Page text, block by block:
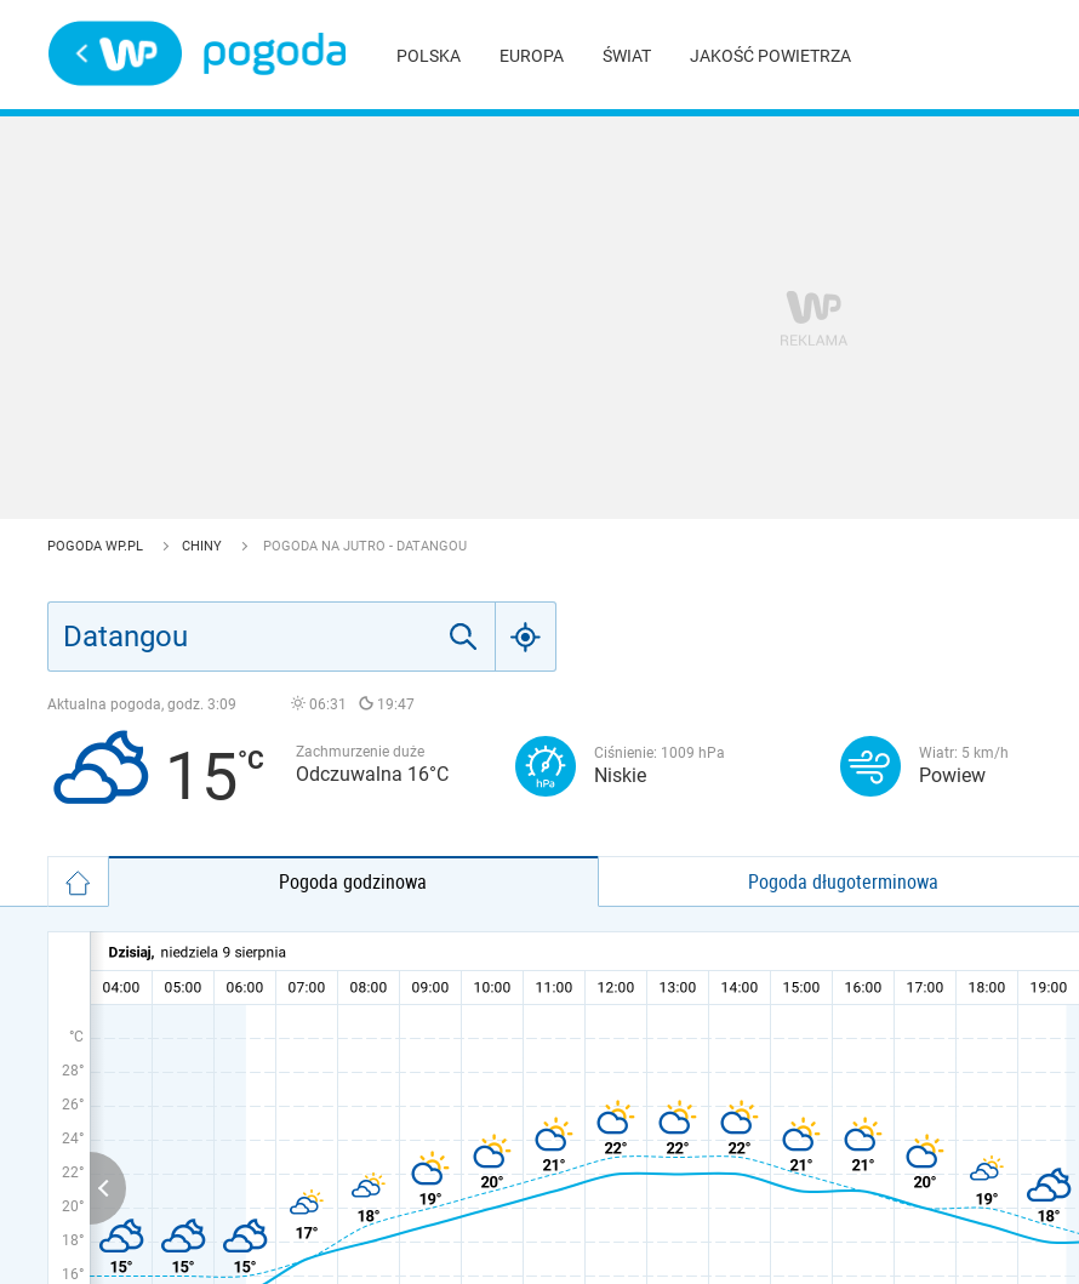
POLSKA EUROPA ŚWIAT JAKOŚĆ POWIETRZA
POGODA WP.PL CHINY POGODA NA JUTRO - DATANGOU
Aktualna pogoda, godz. 3:09 06:31 19:47
15 Zachmurzenie duże
Odczuwalna 16°C
Ciśnienie: 1009 hPa
Niskie
Wiatr: 5 km/h
Powiew
Pogoda godzinowa Pogoda długoterminowa
°C
28°
26°
24°
22°
20°
18°
16°